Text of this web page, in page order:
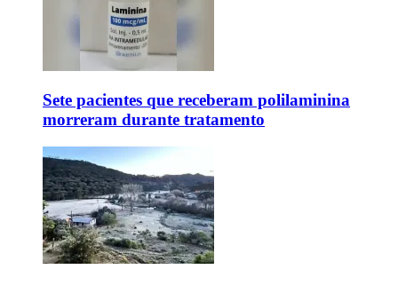
Sete pacientes que receberam polilaminina
morreram durante tratamento